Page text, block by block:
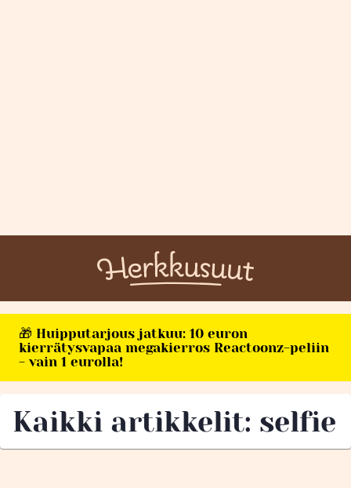
🎁 Huipputarjous jatkuu: 10 euron
kierrätysvapaa megakierros Reactoonz-peliin
- vain 1 eurolla!
Kaikki artikkelit: selfie